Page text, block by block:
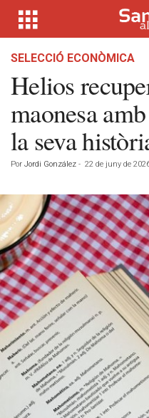
SELECCIÓ ECONÒMICA
Helios
maonesa
la seva
Por Jordi González - 22 de juny de